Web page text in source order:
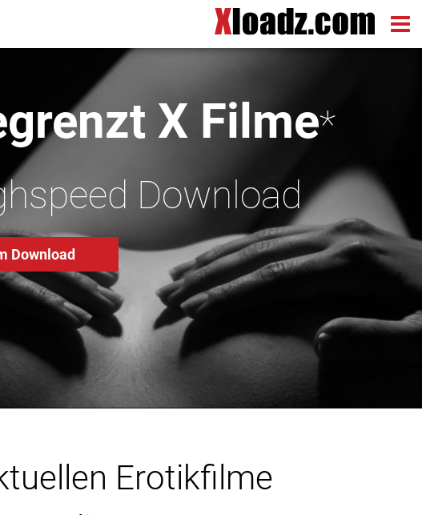
X Filme*
Download
Download
Erotikfilme